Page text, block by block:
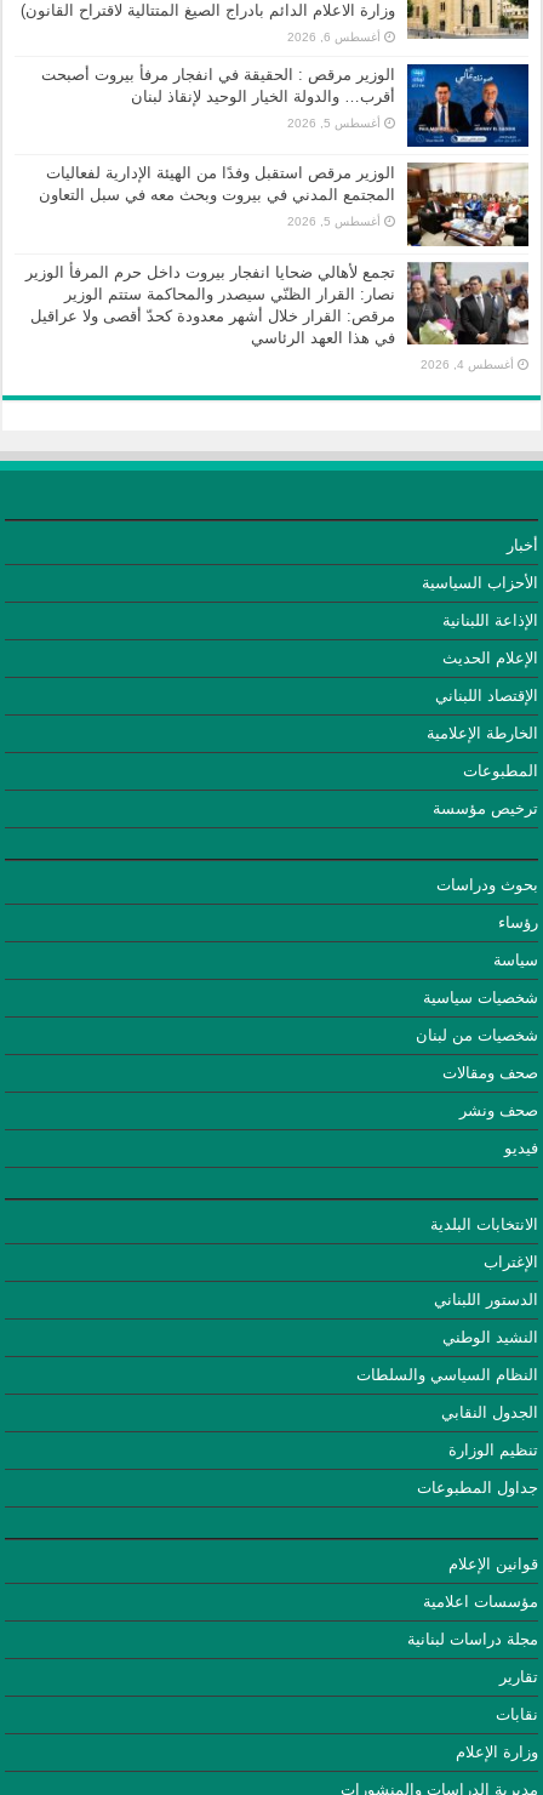
وزارة الاعلام الدائم بادراج الصيغ المتتالية لاقتراح القانون)
أغسطس 6, 2026
الوزير مرقص : الحقيقة في انفجار مرفأ بيروت أصبحت
أقرب… والدولة الخيار الوحيد لإنقاذ لبنان
أغسطس 5, 2026
الوزير مرقص استقبل وفدًا من الهيئة الإدارية لفعاليات
المجتمع المدني في بيروت وبحث معه في سبل التعاون
أغسطس 5, 2026
تجمع لأهالي ضحايا انفجار بيروت داخل حرم المرفأ الوزير
نصار: القرار الظنّي سيصدر والمحاكمة ستتم الوزير
مرقص: القرار خلال أشهر معدودة كحدّ أقصى ولا عراقيل
في هذا العهد الرئاسي
أغسطس 4, 2026
أخبار
الأحزاب السياسية
الإذاعة اللبنانية
الإعلام الحديث
الإقتصاد اللبناني
الخارطة الإعلامية
المطبوعات
ترخيص مؤسسة
بحوث ودراسات
رؤساء
سياسة
شخصيات سياسية
شخصيات من لبنان
صحف ومقالات
صحف ونشر
فيديو
الانتخابات البلدية
الإغتراب
الدستور اللبناني
النشيد الوطني
النظام السياسي والسلطات
الجدول النقابي
تنظيم الوزارة
جداول المطبوعات
قوانين الإعلام
مؤسسات اعلامية
مجلة دراسات لبنانية
تقارير
نقابات
وزارة الإعلام
مديرية الدراسات والمنشورات